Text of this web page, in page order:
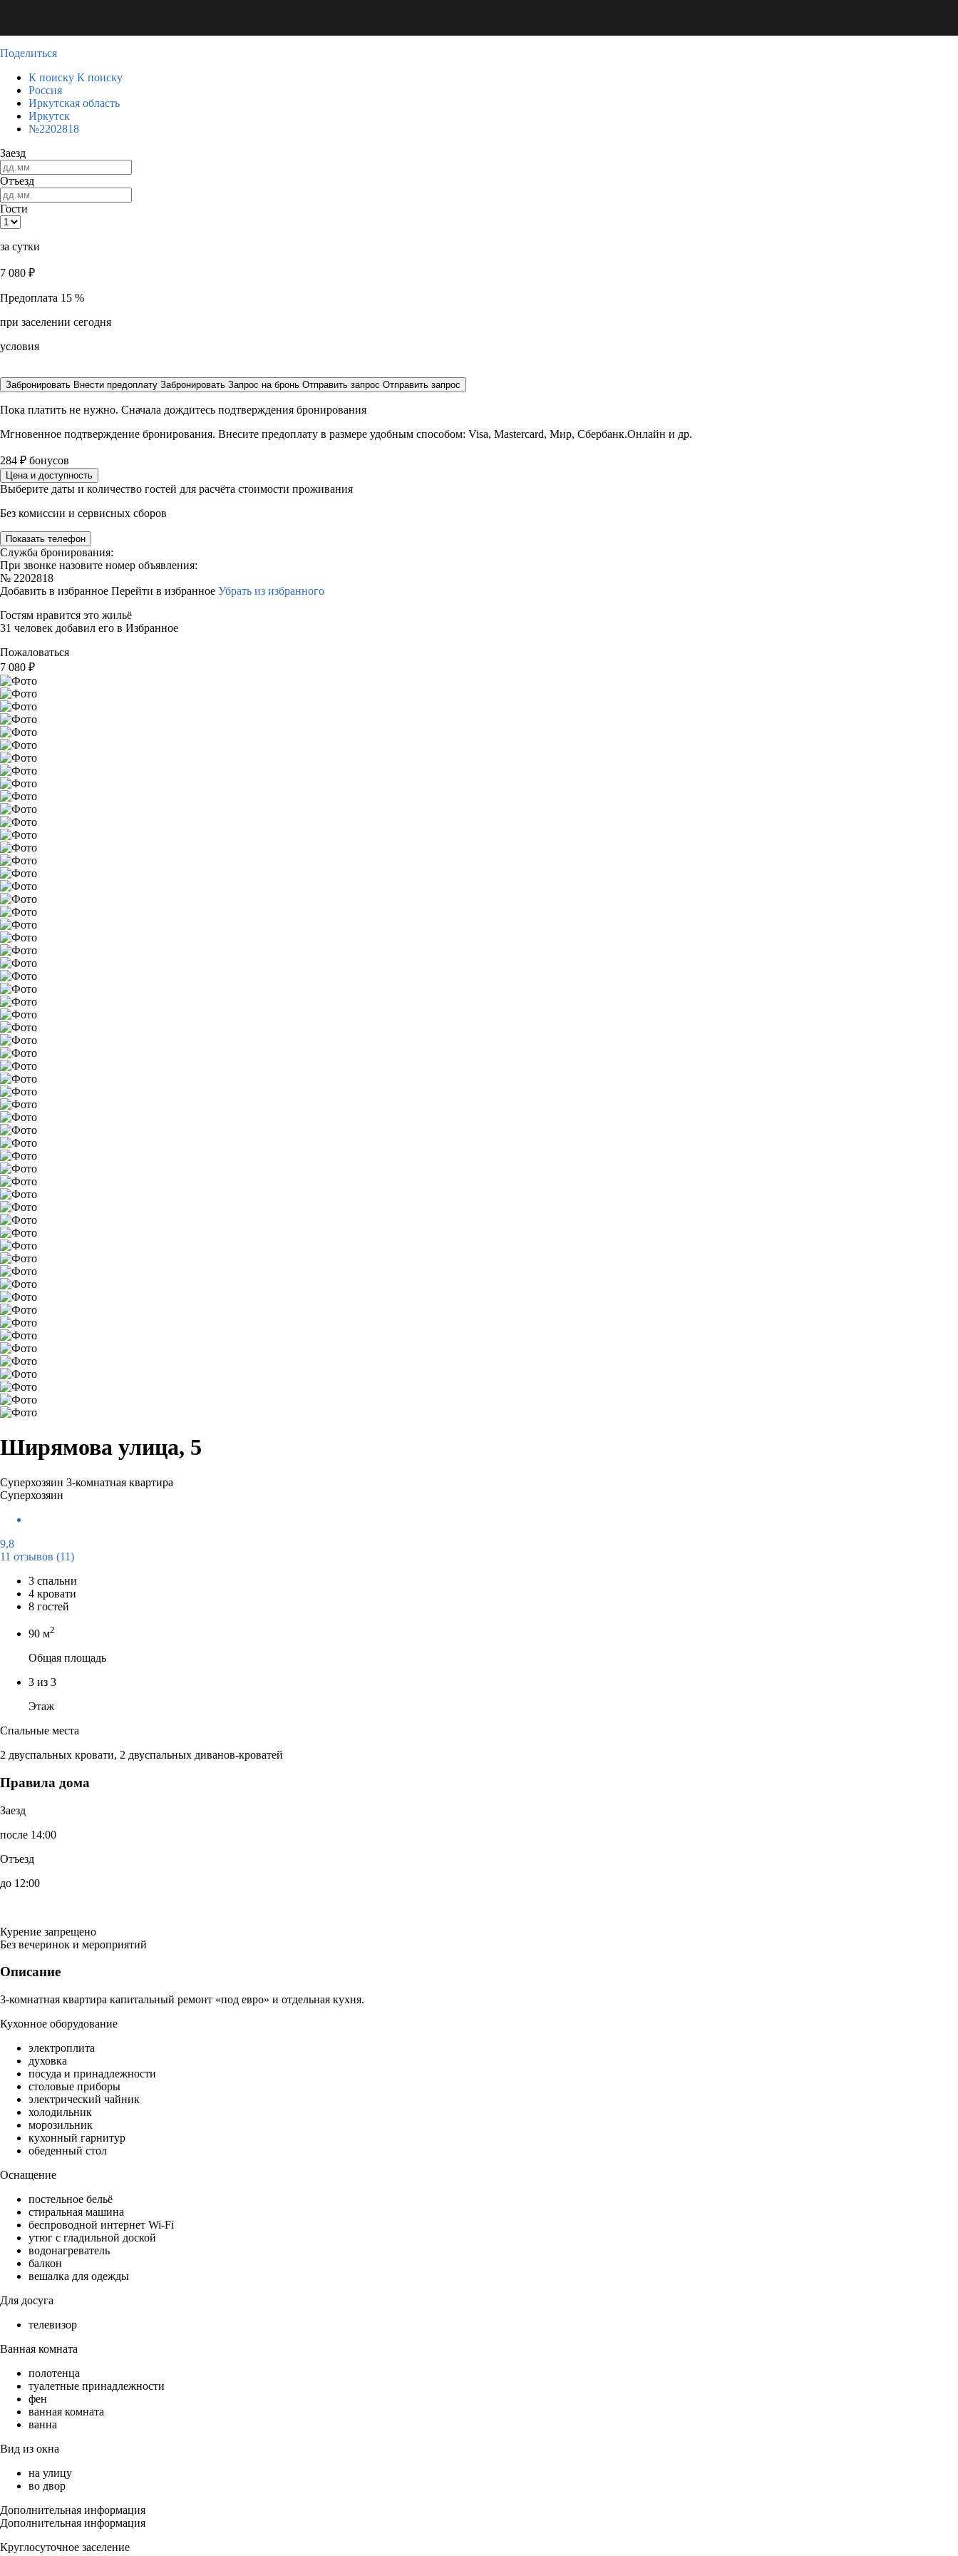
Поделиться
К поиску К поиску
Россия
Иркутская область
Иркутск
№2202818
Заезд
Отъезд
Гости
за сутки
7 080 ₽
Предоплата 15 %
при заселении сегодня
условия
Забронировать Внести предоплату Забронировать Запрос на бронь Отправить запрос Отправить запрос
Пока платить не нужно. Сначала дождитесь подтверждения бронирования
Мгновенное подтверждение бронирования. Внесите предоплату в размере удобным способом: Visa, Mastercard, Мир, Сбербанк.Онлайн и др.
284 ₽ бонусов
Цена и доступность
Выберите даты и количество гостей для расчёта стоимости проживания
Без комиссии и сервисных сборов
Показать телефон
Служба бронирования:
При звонке назовите номер объявления:
№ 2202818
Добавить в избранное Перейти в избранное Убрать из избранного
Гостям нравится это жильё
31 человек добавил его в Избранное
Пожаловаться
7 080 ₽
Ширямова улица, 5
Суперхозяин 3-комнатная квартира
Суперхозяин
9,8
11 отзывов (11)
3 спальни
4 кровати
8 гостей
90 м2
Общая площадь
3 из 3
Этаж
Спальные места
2 двуспальных кровати, 2 двуспальных диванов-кроватей
Правила дома
Заезд
после 14:00
Отъезд
до 12:00
Курение запрещено
Без вечеринок и мероприятий
Описание
3-комнатная квартира капитальный ремонт «под евро» и отдельная кухня.
Кухонное оборудование
электроплита
духовка
посуда и принадлежности
столовые приборы
электрический чайник
холодильник
морозильник
кухонный гарнитур
обеденный стол
Оснащение
постельное бельё
стиральная машина
беспроводной интернет Wi-Fi
утюг с гладильной доской
водонагреватель
балкон
вешалка для одежды
Для досуга
телевизор
Ванная комната
полотенца
туалетные принадлежности
фен
ванная комната
ванна
Вид из окна
на улицу
во двор
Дополнительная информация
Дополнительная информация
Круглосуточное заселение